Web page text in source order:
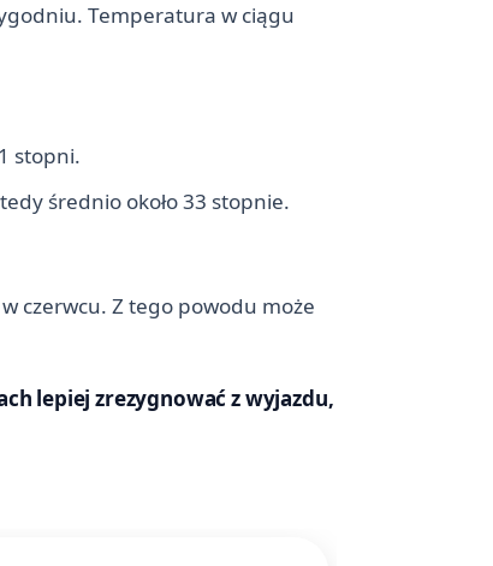
Temperatura w ciągu
stopni.
średnio około 33 stopnie.
czerwcu. Z tego powodu może
lepiej zrezygnować z wyjazdu,